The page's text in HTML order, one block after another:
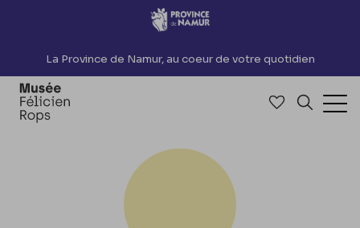
Accèder directement au contenu
La Province de Namur, au coeur de votre quotidien
Accéder à